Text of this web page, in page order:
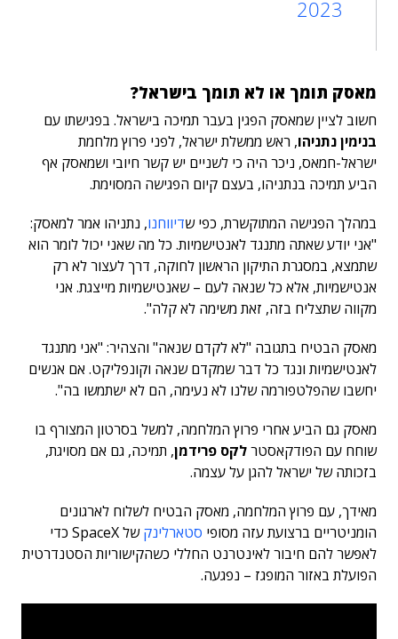
2023
מאסק תומך או לא תומך בישראל?
חשוב לציין שמאסק הפגין בעבר תמיכה בישראל. בפגישתו עם
בנימין נתניהו, ראש ממשלת ישראל, לפני פרוץ מלחמת
ישראל-חמאס, ניכר היה כי לשניים יש קשר חיובי ושמאסק אף
הביע תמיכה בנתניהו, בעצם קיום הפגישה המסוימת.
במהלך הפגישה המתוקשרת, כפי שדיווחנו, נתניהו אמר למאסק:
"אני יודע שאתה מתנגד לאנטישמיות. כל מה שאני יכול לומר הוא
שתמצא, במסגרת התיקון הראשון לחוקה, דרך לעצור לא רק
אנטישמיות, אלא כל שנאה לעם – שאנטישמיות מייצגת. אני
מקווה שתצליח בזה, זאת משימה לא קלה".
מאסק הבטיח בתגובה "לא לקדם שנאה" והצהיר: "אני מתנגד
לאנטישמיות ונגד כל דבר שמקדם שנאה וקונפליקט. אם אנשים
יחשבו שהפלטפורמה שלנו לא נעימה, הם לא ישתמשו בה".
מאסק גם הביע אחרי פרוץ המלחמה, למשל בסרטון המצורף בו
שוחח עם הפודקאסטרלקס פרידמן, תמיכה, גם אם מסויגת,
בזכותה של ישראל להגן על עצמה.
מאידך, עם פרוץ המלחמה, מאסק הבטיח לשלוח לארגונים
הומניטריים ברצועת עזה מסופי סטארלינק
של SpaceX כדי
לאפשר להם חיבור לאינטרנט החללי כשהקישוריות הסטנדרטית
הפועלת באזור המופגז – נפגעה.